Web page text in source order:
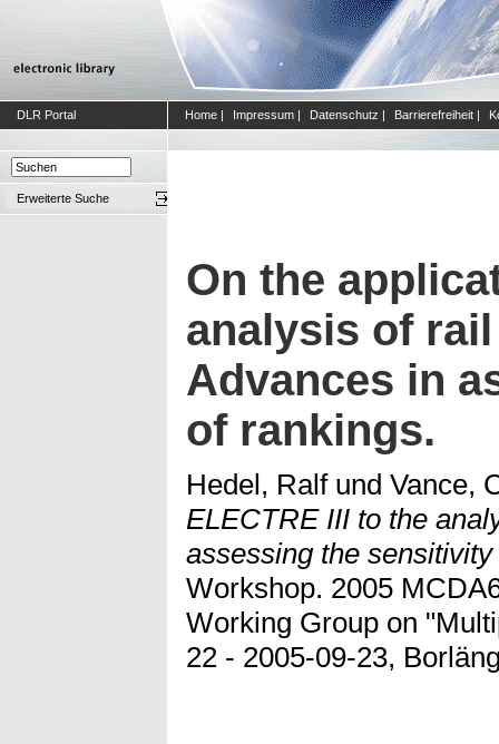
DLR Portal Home | Impressum | Datenschutz | Barrierefreiheit |
Erweiterte Suche
On the
analysis of
Advances in
of rankings.
Hedel, Ralfund Vance,
ELECTRE III to the
assessing the
Workshop. 2005
Working Group on
22 - 2005-09-23,